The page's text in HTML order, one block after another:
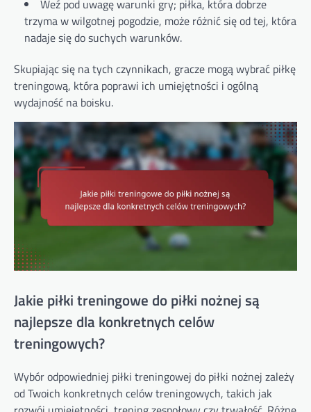
Weź pod uwagę warunki gry; piłka, która dobrze
trzyma w wilgotnej pogodzie, może różnić się od tej, która
nadaje się do suchych warunków.
Skupiając się na tych czynnikach, gracze mogą wybrać piłkę
treningową, która poprawi ich umiejętności i ogólną
wydajność na boisku.
Jakie piłki treningowe do piłki nożnej są
najlepsze dla konkretnych celów
treningowych?
Wybór odpowiedniej piłki treningowej do piłki nożnej zależy
od Twoich konkretnych celów treningowych, takich jak